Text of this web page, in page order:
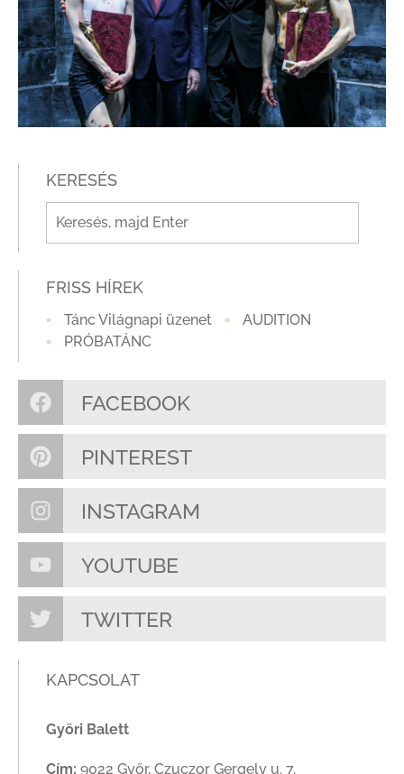
KERESÉS
FRISS HÍREK
Tánc Világnapi üzenet
AUDITION
PRÓBATÁNC
FACEBOOK
PINTEREST
INSTAGRAM
YOUTUBE
TWITTER
KAPCSOLAT
Győri Balett
Cím: 9022 Győr, Czuczor Gergely u. 7.